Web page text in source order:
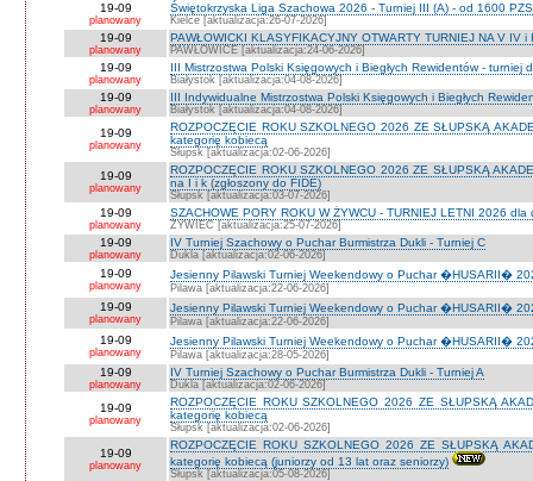
19-09
planowany
Świętokrzyska Liga Szachowa 2026 - Turniej III (A) - od 1600
Kielce [aktualizacja:26-07-2026]
19-09
planowany
PAWŁOWICKI KLASYFIKACYJNY OTWARTY TURNIEJ NA V IV i
PAWŁOWICE [aktualizacja:24-06-2026]
19-09
planowany
III Mistrzostwa Polski Księgowych i Biegłych Rewidentów - turniej
Białystok [aktualizacja:04-08-2026]
19-09
planowany
III Indywidualne Mistrzostwa Polski Księgowych i Biegłych
Białystok [aktualizacja:04-08-2026]
19-09
planowany
ROZPOCZĘCIE ROKU SZKOLNEGO 2026 ZE SŁUPSKĄ
kategorię kobiecą
Słupsk [aktualizacja:02-06-2026]
19-09
planowany
ROZPOCZĘCIE ROKU SZKOLNEGO 2026 ZE SŁUPSKĄ
na I i k (zgłoszony do FIDE)
Słupsk [aktualizacja:03-07-2026]
19-09
planowany
SZACHOWE PORY ROKU W ŻYWCU - TURNIEJ LETNI 2026 dla
ŻYWIEC [aktualizacja:25-07-2026]
19-09
planowany
IV Turniej Szachowy o Puchar Burmistrza Dukli - Turniej C
Dukla [aktualizacja:02-06-2026]
19-09
planowany
Jesienny Pilawski Turniej Weekendowy o Puchar �HUSARII�
Pilawa [aktualizacja:22-06-2026]
19-09
planowany
Jesienny Pilawski Turniej Weekendowy o Puchar �HUSARII�
Pilawa [aktualizacja:22-06-2026]
19-09
planowany
Jesienny Pilawski Turniej Weekendowy o Puchar �HUSARII�
Pilawa [aktualizacja:28-05-2026]
19-09
planowany
IV Turniej Szachowy o Puchar Burmistrza Dukli - Turniej A
Dukla [aktualizacja:02-06-2026]
19-09
planowany
ROZPOCZĘCIE ROKU SZKOLNEGO 2026 ZE SŁUPSKĄ
kategorię kobiecą
Słupsk [aktualizacja:02-06-2026]
19-09
planowany
ROZPOCZĘCIE ROKU SZKOLNEGO 2026 ZE SŁUPSKĄ
kategorię kobiecą (juniorzy od 13 lat oraz seniorzy)
Słupsk [aktualizacja:05-08-2026]